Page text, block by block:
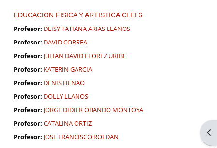
calendar,core_calendar
privatefiles,moodle
reports,core_reportbuilder
EDUCACION FISICA Y ARTISTICA CLEI 6
Profesor: DEISY TATIANA ARIAS LLANOS
Profesor: DAVID CORREA
Profesor: JULIAN DAVID FLOREZ URIBE
Profesor: KATERIN GARCIA
Profesor: DENIS HENAO
Profesor: DOLLY LLANOS
Profesor: JORGE DIDIER OBANDO MONTOYA
Profesor: CATALINA ORTIZ
Profesor: JOSE FRANCISCO ROLDAN